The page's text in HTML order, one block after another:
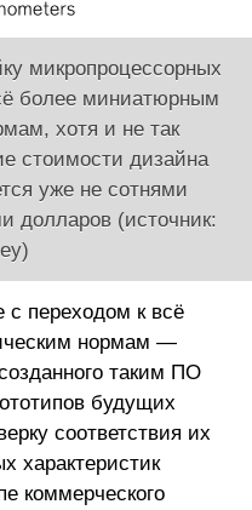
микропроцессорных
более миниатюрным
хотя и не так
стоимости дизайна
уже не сотнями
долларов (источник:
с переходом к всё
нормам —
таким ПО
будущих
соответствия их
характеристик
коммерческого